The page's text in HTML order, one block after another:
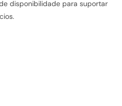
disponibilidade para suportar